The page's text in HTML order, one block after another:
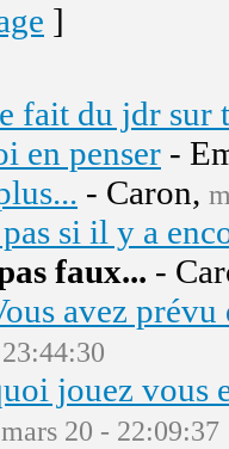
]
fait du jdr sur
en penser -
- Caron,
pas si il y a
faux... -
avez prévu
jouez vous
20 - 22:09:37